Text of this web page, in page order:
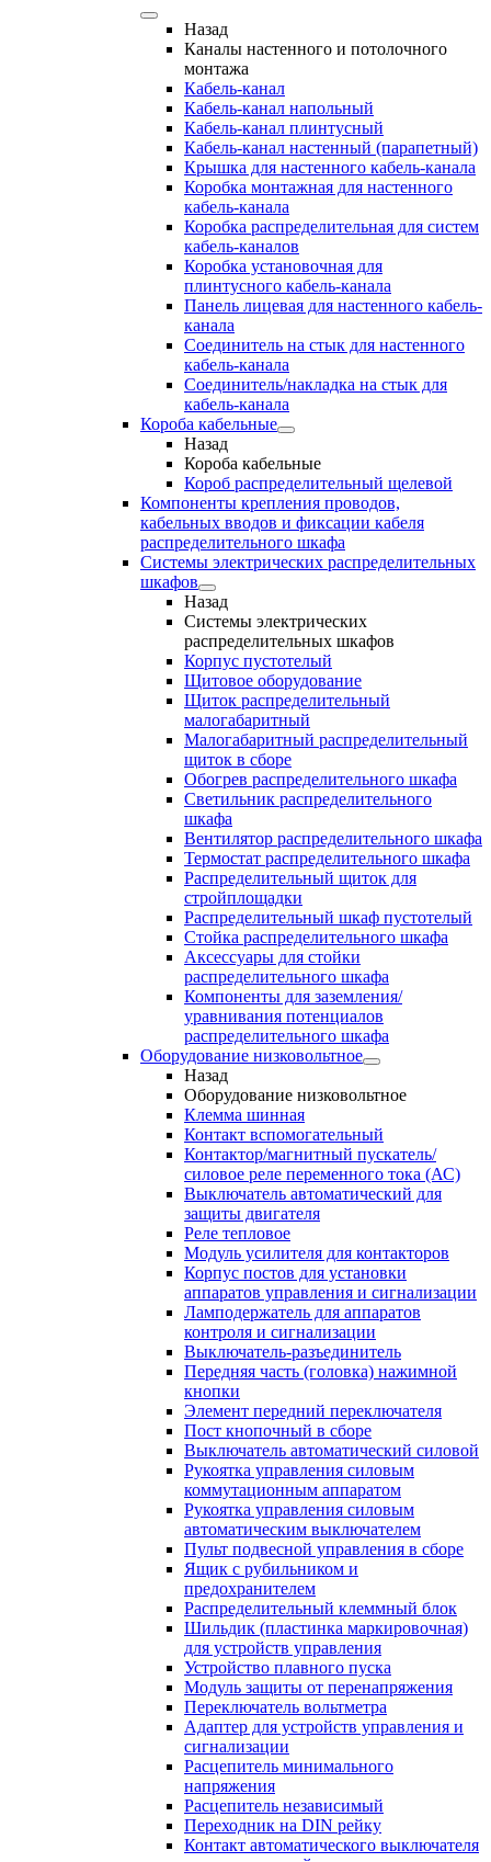
Назад
Каналы настенного и потолочного
монтажа
Кабель-канал
Кабель-канал напольный
Кабель-канал плинтусный
Кабель-канал настенный (парапетный)
Крышка для настенного кабель-канала
Коробка монтажная для настенного
кабель-канала
Коробка распределительная для систем
кабель-каналов
Коробка установочная для
плинтусного кабель-канала
Панель лицевая для настенного кабель-
канала
Соединитель на стык для настенного
кабель-канала
Соединитель/накладка на стык для
кабель-канала
Короба кабельные
Назад
Короба кабельные
Короб распределительный щелевой
Компоненты крепления проводов,
кабельных вводов и фиксации кабеля
распределительного шкафа
Системы электрических распределительных
шкафов
Назад
Системы электрических
распределительных шкафов
Корпус пустотелый
Щитовое оборудование
Щиток распределительный
малогабаритный
Малогабаритный распределительный
щиток в сборе
Обогрев распределительного шкафа
Светильник распределительного
шкафа
Вентилятор распределительного шкафа
Термостат распределительного шкафа
Распределительный щиток для
стройплощадки
Распределительный шкаф пустотелый
Стойка распределительного шкафа
Аксессуары для стойки
распределительного шкафа
Компоненты для заземления/
уравнивания потенциалов
распределительного шкафа
Оборудование низковольтное
Назад
Оборудование низковольтное
Клемма шинная
Контакт вспомогательный
Контактор/магнитный пускатель/
силовое реле переменного тока (АС)
Выключатель автоматический для
защиты двигателя
Реле тепловое
Модуль усилителя для контакторов
Корпус постов для установки
аппаратов управления и сигнализации
Ламподержатель для аппаратов
контроля и сигнализации
Выключатель-разъединитель
Передняя часть (головка) нажимной
кнопки
Элемент передний переключателя
Пост кнопочный в сборе
Выключатель автоматический силовой
Рукоятка управления силовым
коммутационным аппаратом
Рукоятка управления силовым
автоматическим выключателем
Пульт подвесной управления в сборе
Ящик с рубильником и
предохранителем
Распределительный клеммный блок
Шильдик (пластинка маркировочная)
для устройств управления
Устройство плавного пуска
Модуль защиты от перенапряжения
Переключатель вольтметра
Адаптер для устройств управления и
сигнализации
Расцепитель минимального
напряжения
Расцепитель независимый
Переходник на DIN рейку
Контакт автоматического выключателя